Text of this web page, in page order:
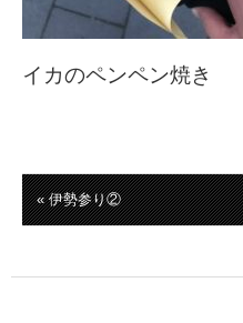
イカのペンペン焼き
« 伊勢参り②